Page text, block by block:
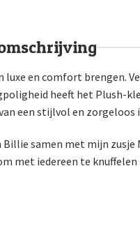
en comfort brengen.
heeft het Plush-
een stijlvol en
samen met mijn
met iedereen te knuffelen